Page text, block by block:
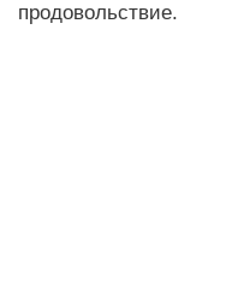
продовольствие.